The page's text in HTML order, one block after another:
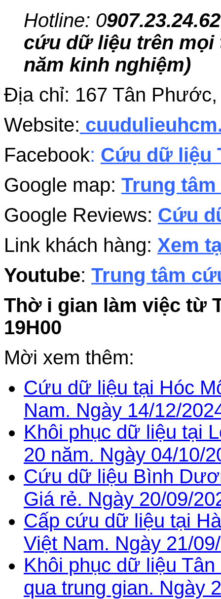
Hotline: 0
cứu dữ liệu trên
năm kinh nghiệm)
Địa chỉ: 167 Tân
Website:
Facebook: Cứu dữ liệu
Google map: Trung
Google Reviews: Cứu
Link khách hàng: Xem
Youtube: Trung tâm
Thờ i gian làm việc từ
19H00
Mời xem thêm:
Cứu dữ liệu tại Hóc
Nam. Ngày 14/12/
Khôi phục dữ liệu tại
20 năm. Ngày 04/10/
Cứu dữ liệu Bình
Giá rẻ. Ngày 20/09/
Cấp cứu dữ liệu tại
Việt Nam. Ngày 21/
Khôi phục dữ liệu
qua trung gian. Ngày